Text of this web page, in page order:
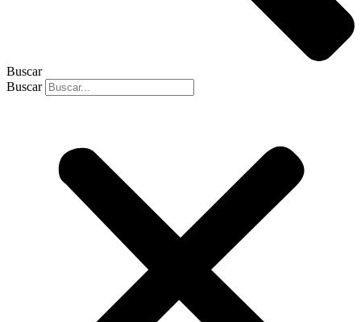
Buscar
Buscar